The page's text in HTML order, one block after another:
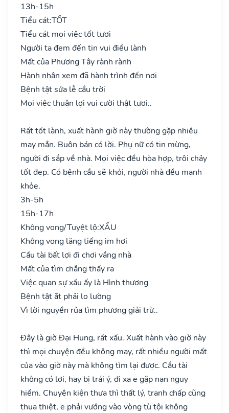
13h-15h
Tiểu cát:TỐT
Tiểu cát mọi việc tốt tươi
Người ta đem đến tin vui điều lành
Mất của Phương Tây rành rành
Hành nhân xem đã hành trình đến nơi
Bệnh tật sửa lễ cầu trời
Mọi việc thuận lợi vui cười thật tươi..
Rất tốt lành, xuất hành giờ này thường gặp nhiều
may mắn. Buôn bán có lời. Phụ nữ có tin mừng,
người đi sắp về nhà. Mọi việc đều hòa hợp, trôi chảy
tốt đẹp. Có bệnh cầu sẽ khỏi, người nhà đều mạnh
khỏe.
3h-5h
15h-17h
Không vong/Tuyệt lộ:XẤU
Không vong lặng tiếng im hơi
Cầu tài bất lợi đi chơi vắng nhà
Mất của tìm chẳng thấy ra
Việc quan sự xấu ấy là Hình thương
Bệnh tật ắt phải lo lường
Vì lời nguyền rủa tìm phương giải trừ..
Đây là giờ Đại Hung, rất xấu. Xuất hành vào giờ này
thì mọi chuyện đều không may, rất nhiều người mất
của vào giờ này mà không tìm lại được. Cầu tài
không có lợi, hay bị trái ý, đi xa e gặp nạn nguy
hiểm. Chuyện kiện thưa thì thất lý, tranh chấp cũng
thua thiệt, e phải vướng vào vòng tù tội không